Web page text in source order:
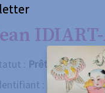
: Prêtre
: 3473